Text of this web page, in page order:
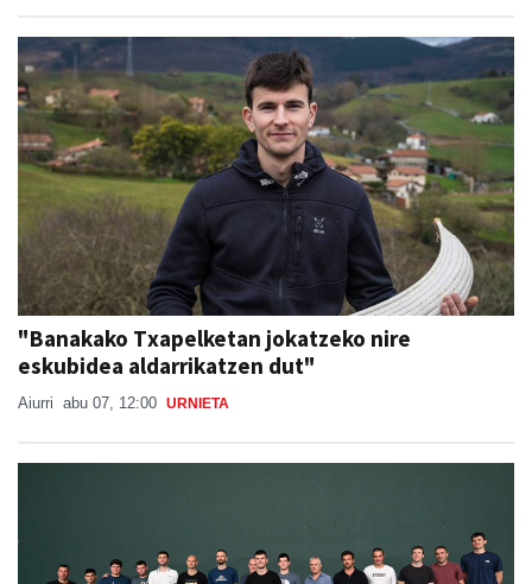
"Banakako Txapelketan jokatzeko nire
eskubidea aldarrikatzen dut"
Aiurri abu 07, 12:00 URNIETA